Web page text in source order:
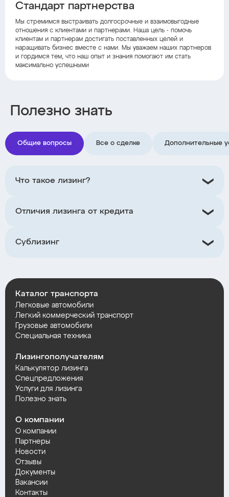
Стандарт партнерства
Мы стремимся выстраивать долгосрочные и взаимовыгодные
отношения с клиентами и партнерами. Наша цель - помочь
клиентам и партнерам достигать поставленных целей и
наращивать бизнес вместе с нами. Мы уважаем наших партнеров
и гордимся тем, что наш опыт и знания помогают им стать
максимально успешными
Полезно знать
Общие вопросы Все о сделке Дополнительные
Что такое лизинг?
Отличия лизинга от кредита
Сублизинг
Каталог транспорта
Легковые автомобили
Легкий коммерческий транспорт
Грузовые автомобили
Специальная техника
Лизингополучателям
Калькулятор лизинга
Спецпредложения
Услуги для лизинга
Полезно знать
О компании
О компании
Партнеры
Новости
Отзывы
Документы
Вакансии
Контакты